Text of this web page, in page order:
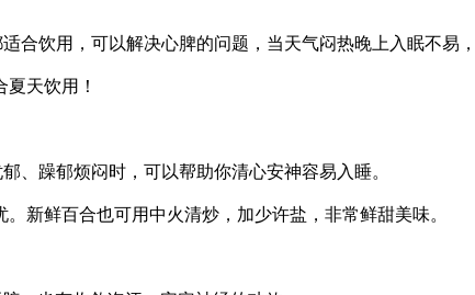
合饮用，可以解决心脾的问题，当天气闷热晚上入眠不易
天饮用！
、躁郁烦闷时，可以帮助你清心安神容易入睡。
新鲜百合也可用中火清炒，加少许盐，非常鲜甜美味。